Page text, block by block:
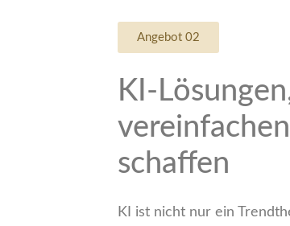
Angebot 02
KI-
schaffen
KI ist nicht nur ein